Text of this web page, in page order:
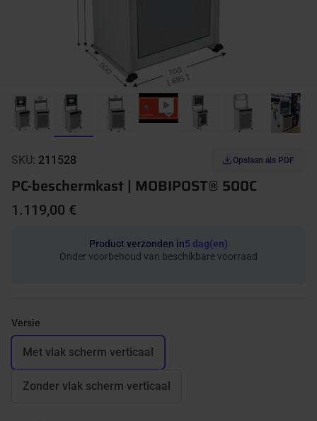
SKU: 211528 Opslaan als PDF
PC-beschermkast | MOBIPOST® 500C
1.119,00 €
Product verzonden in5 dag(en)
Onder voorbehoud van beschikbare voorraad
Versie
Met vlak scherm verticaal
Zonder vlak scherm verticaal